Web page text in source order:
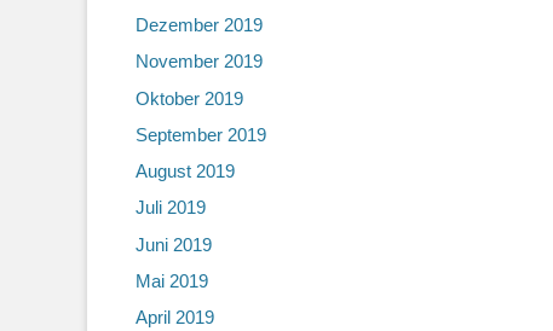
Dezember 2019
November 2019
Oktober 2019
September 2019
August 2019
Juli 2019
Juni 2019
Mai 2019
April 2019